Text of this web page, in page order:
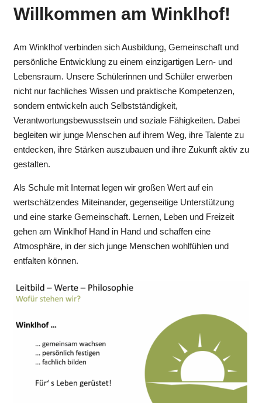
Willkommen am Winklhof!
Am Winklhof verbinden sich Ausbildung, Gemeinschaft und
persönliche Entwicklung zu einem einzigartigen Lern- und
Lebensraum. Unsere Schülerinnen und Schüler erwerben
nicht nur fachliches Wissen und praktische Kompetenzen,
sondern entwickeln auch Selbstständigkeit,
Verantwortungsbewusstsein und soziale Fähigkeiten. Dabei
begleiten wir junge Menschen auf ihrem Weg, ihre Talente zu
entdecken, ihre Stärken auszubauen und ihre Zukunft aktiv zu
gestalten.
Als Schule mit Internat legen wir großen Wert auf ein
wertschätzendes Miteinander, gegenseitige Unterstützung
und eine starke Gemeinschaft. Lernen, Leben und Freizeit
gehen am Winklhof Hand in Hand und schaffen eine
Atmosphäre, in der sich junge Menschen wohlfühlen und
entfalten können.